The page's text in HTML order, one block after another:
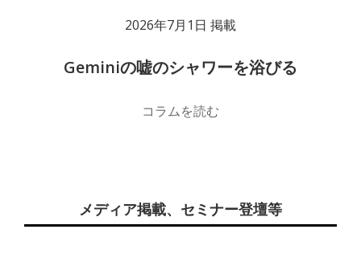
2026年7月1日 掲載
Geminiの嘘のシャワーを浴びる
コラムを読む
メディア掲載、セミナー登壇等